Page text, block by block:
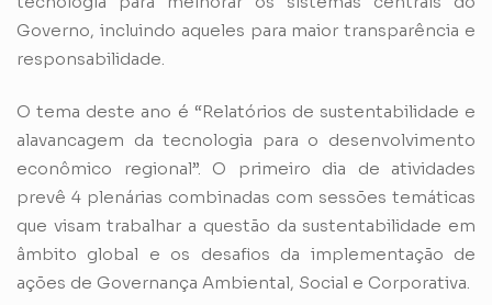
Governo, incluindo aqueles para maior transparência e
responsabilidade.
O tema deste ano é “Relatórios de sustentabilidade e
alavancagem da tecnologia para o desenvolvimento
econômico regional”. O primeiro dia de atividades
prevê 4 plenárias combinadas com sessões temáticas
que visam trabalhar a questão da sustentabilidade em
âmbito global e os desafios da implementação de
ações de Governança Ambiental, Social e Corporativa.